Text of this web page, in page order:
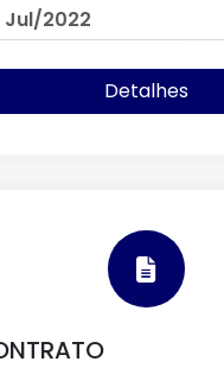
Jul/2022
Detalhes